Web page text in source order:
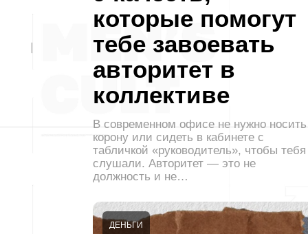
которые помогут
тебе завоевать
авторитет в
коллективе
В современном офисе не нужно носить
корону или сидеть в кабинете с
табличкой «руководитель», чтобы тебя
слушали. Авторитет — это не
должность и не…
ДЕНЬГИ